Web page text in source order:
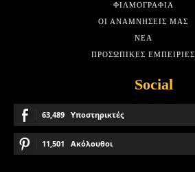
ΦΙΛΜΟΓΡΑΦΊΑ
ΟΙ ΑΝΑΜΝΉΣΕΙΣ ΜΑΣ
ΝΈΑ
ΠΡΟΣΩΠΙΚΈΣ ΕΜΠΕΙΡΊΕΣ
Social
63,489 Υποστηρικτές
11,501 Ακόλουθοι